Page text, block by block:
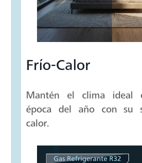
Frío-Calor
Mantén el clima ideal
época del año con su
calor.